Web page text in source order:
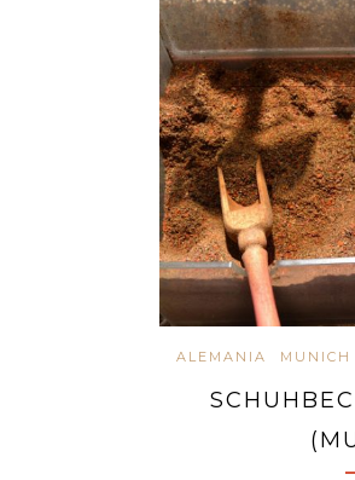
ALEMANIA MUNICH